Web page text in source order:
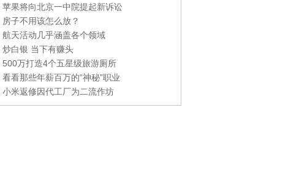
苹果将向北京一中院提起新诉讼
房子不用该怎么放？
航天活动几乎涵盖各个领域
炒白银 当下有赚头
500万打造4个五星级旅游厕所
看看那些年薪百万的“神秘”职业
小米返修因代工厂为二流作坊